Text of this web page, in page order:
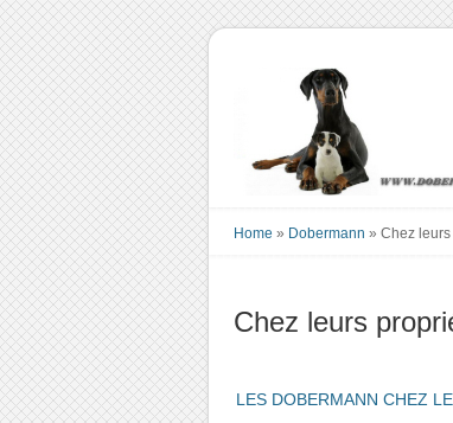
Home » Dobermann » Chez
Chez leurs
LES DOBERMANN CHEZ